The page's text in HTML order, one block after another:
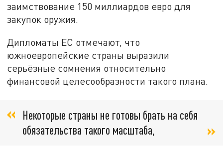
заимствование 150 миллиардов евро для
закупок оружия.
Дипломаты ЕС отмечают, что
южноевропейские страны выразили
серьёзные сомнения относительно
финансовой целесообразности такого плана.
Некоторые страны не готовы брать на себя
обязательства такого масштаба,